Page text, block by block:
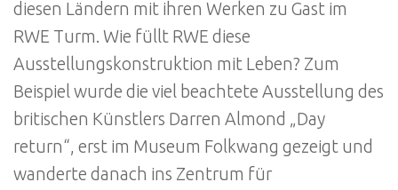
diesen Ländern mit ihren Werken zu Gast im
RWE Turm. Wie füllt RWE diese
Ausstellungskonstruktion mit Leben? Zum
Beispiel wurde die viel beachtete Ausstellung des
britischen Künstlers Darren Almond „Day
return“, erst im Museum Folkwang gezeigt und
wanderte danach ins Zentrum für